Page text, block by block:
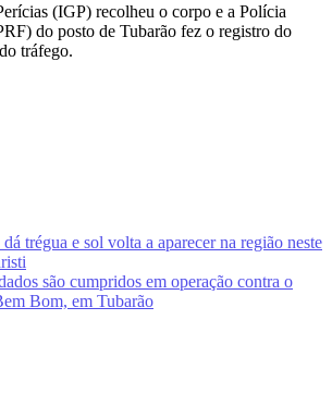
(IGP) recolheu o corpo e a Polícia
do posto de Tubarão fez o registro do
tráfego.
trégua e sol volta a aparecer na região neste
são cumpridos em operação contra o
Bom, em Tubarão